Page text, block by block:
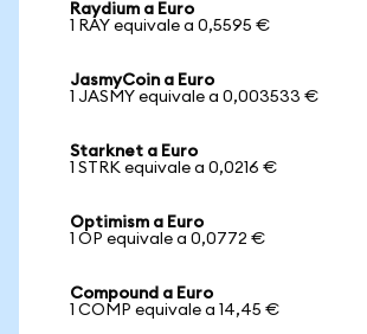
Raydium a Euro
1 RAY equivale a 0,5595 €
JasmyCoin a Euro
1 JASMY equivale a 0,003533 €
Starknet a Euro
1 STRK equivale a 0,0216 €
Optimism a Euro
1 OP equivale a 0,0772 €
Compound a Euro
1 COMP equivale a 14,45 €